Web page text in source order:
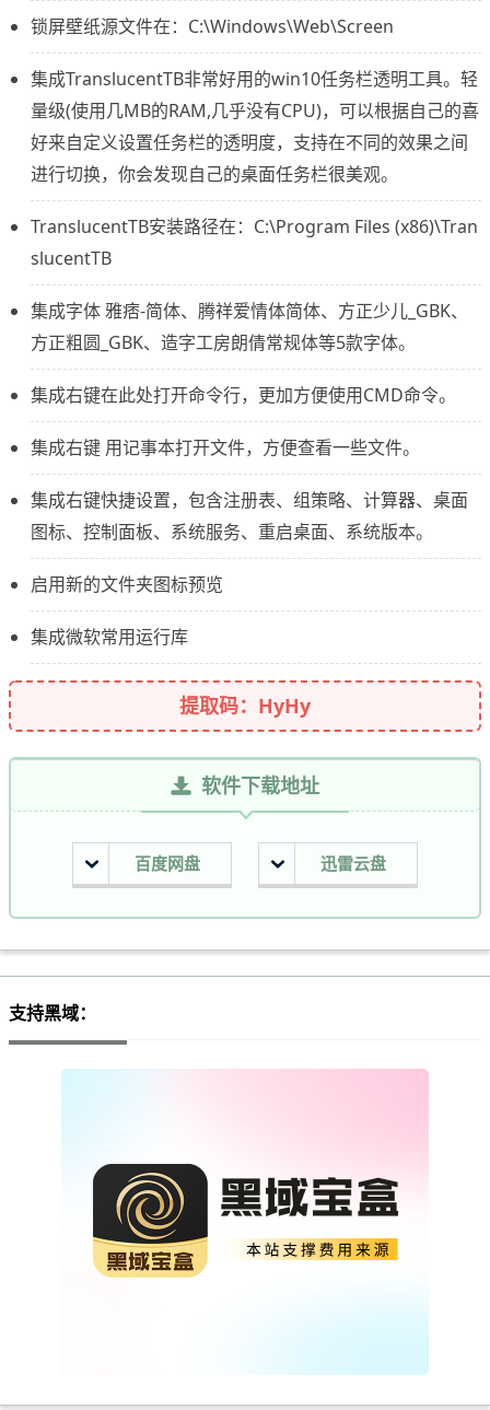
锁屏壁纸源文件在：C:\Windows\Web\Screen
集成TranslucentTB非常好用的win10任务栏透明工具。轻
量级(使用几MB的RAM,几乎没有CPU)，可以根据自己的喜
好来自定义设置任务栏的透明度，支持在不同的效果之间
进行切换，你会发现自己的桌面任务栏很美观。
TranslucentTB安装路径在：C:\Program Files (x86)\Tran
slucentTB
集成字体 雅痞-简体、腾祥爱情体简体、方正少儿_GBK、
方正粗圆_GBK、造字工房朗倩常规体等5款字体。
集成右键在此处打开命令行，更加方便使用CMD命令。
集成右键 用记事本打开文件，方便查看一些文件。
集成右键快捷设置，包含注册表、组策略、计算器、桌面
图标、控制面板、系统服务、重启桌面、系统版本。
启用新的文件夹图标预览
集成微软常用运行库
提取码：HyHy
软件下载地址
百度网盘 迅雷云盘
支持黑域：